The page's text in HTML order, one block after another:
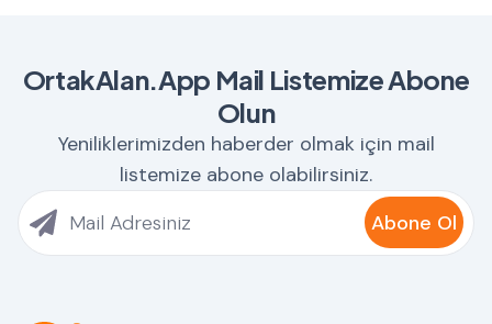
OrtakAlan.App Mail Listemize Abone
Olun
Yeniliklerimizden haberder olmak için mail
listemize abone olabilirsiniz.
Abone Ol